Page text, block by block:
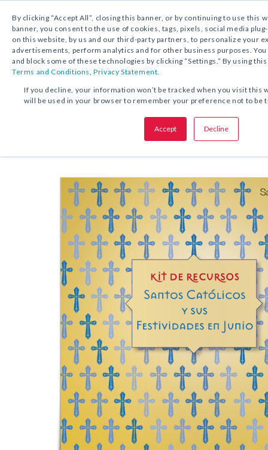
By clicking “Accept All”, closing this banner, or by continuing to use this
banner, you consent to the use of cookies, tags, pixels, social media
on this website, by us and our third-party partners, to personalize your
advertisements, perform analytics and for other business purposes.
and block some of these technologies by clicking “Settings.” By using
Terms and Conditions,Privacy Statement.
If you decline, your information won’t be tracked when you visit this
will be used in your browser to remember your preference not to be
Accept Decline
DESCARGA GRATUITA:KIT
Santos católicos
festividades en junio